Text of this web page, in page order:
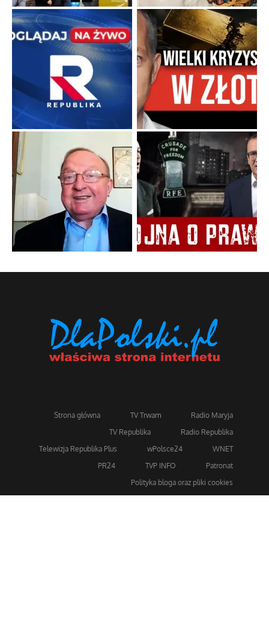
Strona główna TV Trwam
Radio Maryja
TV Republika
Radio Republika
Telewizja Republika Plus
wPolsce24
WNET
PR24
TVP INFO
Patronat
Polityka bloga oraz pliki cookies